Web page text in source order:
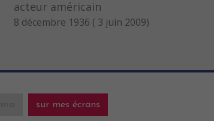
acteur américain
8 décembre 1936 ( 3 juin 2009)
sur mes écrans